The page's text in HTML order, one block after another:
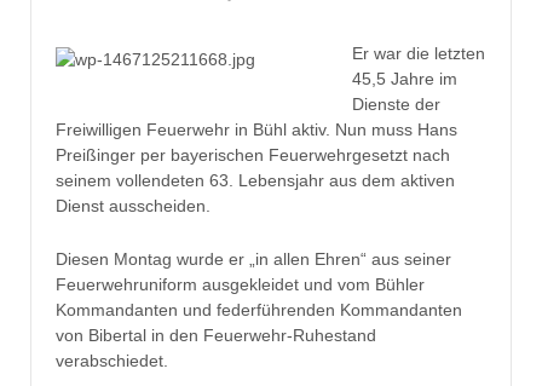
Er war die letzten
45,5 Jahre im
Dienste der
Freiwilligen Feuerwehr in Bühl aktiv. Nun muss Hans
Preißinger per bayerischen Feuerwehrgesetzt nach
seinem vollendeten 63. Lebensjahr aus dem aktiven
Dienst ausscheiden.
Diesen Montag wurde er „in allen Ehren“ aus seiner
Feuerwehruniform ausgekleidet und vom Bühler
Kommandanten und federführenden Kommandanten
von Bibertal in den Feuerwehr-Ruhestand
verabschiedet.